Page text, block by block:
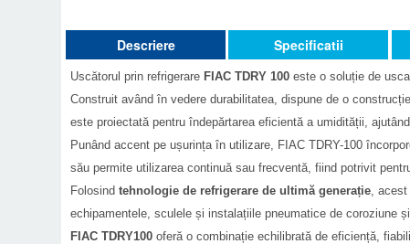
Descriere
Uscătorul prin refrigerare FIAC TDRY 100 este o soluție de
Construit având în vedere durabilitatea, dispune de o
este proiectată pentru îndepărtarea eficientă a umidității,
Punând accent pe ușurința în utilizare, FIAC TDRY-100
său permite utilizarea continuă sau frecventă, fiind potrivit
Folosindtehnologie de refrigerare de ultimă generație ,
echipamentele, sculele și instalațiile pneumatice de coroziune
FIAC TDRY100 oferă o combinație echilibrată de eficiență,
Specificatii